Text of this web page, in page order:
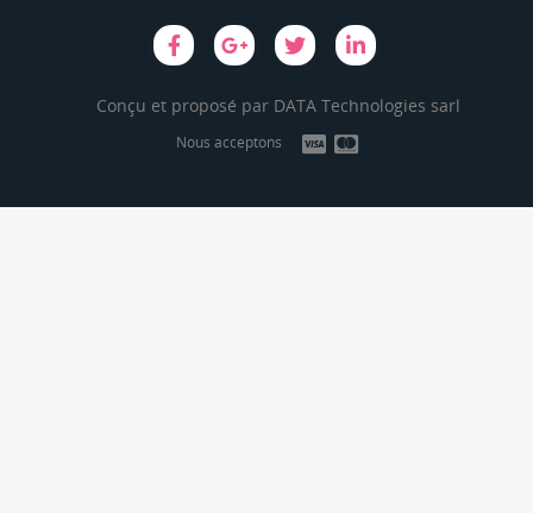
Conçu et proposé par DATA Technologies sarl
Nous acceptons